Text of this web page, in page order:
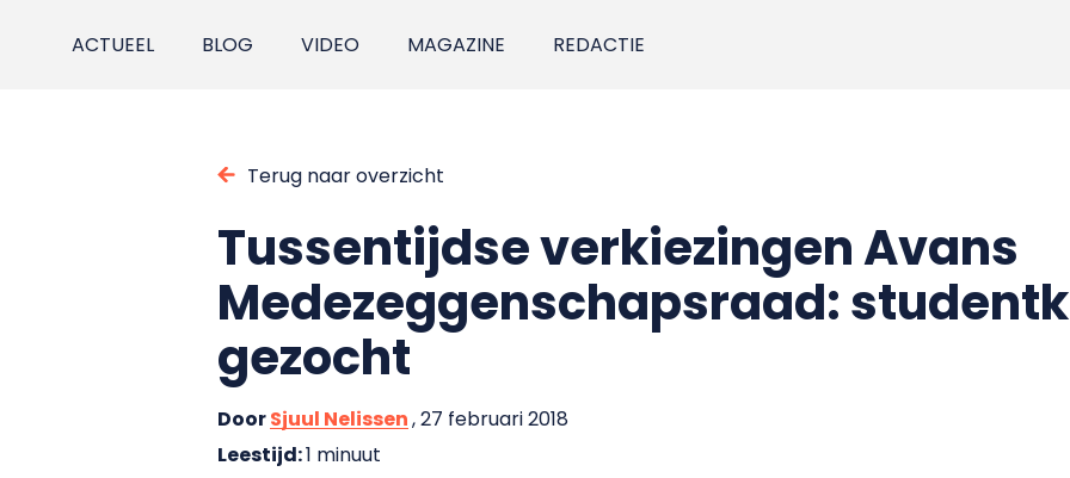
ACTUEEL BLOG VIDEO MAGAZINE REDACTIE
Terug naar overzicht
Tussentijdse verkiezingen Avans
Medezeggenschapsraad:
gezocht
DoorSjuul Nelissen, 27 februari 2018
Leestijd:1 minuut